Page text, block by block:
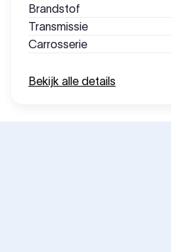
Brandstof
Transmissie
Carrosserie
Bekijk alle details